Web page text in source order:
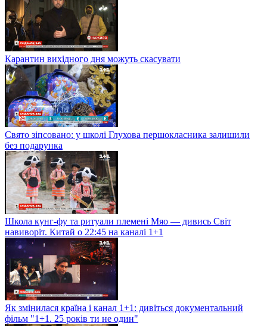
Карантин вихідного дня можуть скасувати
Свято зіпсовано: у школі Глухова першокласника залишили
без подарунка
Школа кунг-фу та ритуали племені Мяо — дивись Світ
навиворіт. Китай о 22:45 на каналі 1+1
Як змінилася країна і канал 1+1: дивіться документальний
фільм "1+1. 25 років ти не один"